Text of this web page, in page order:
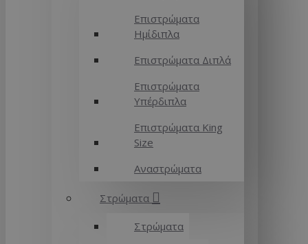
Επιστρώματα
Ημίδιπλα
Επιστρώματα Διπλά
Επιστρώματα
Υπέρδιπλα
Επιστρώματα King
Size
Αναστρώματα
Στρώματα
Στρώματα